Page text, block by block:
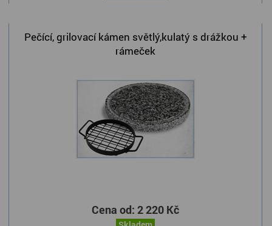
Pečící, grilovací kámen světlý,kulatý s drážkou +
rámeček
Cena od: 2 220 Kč